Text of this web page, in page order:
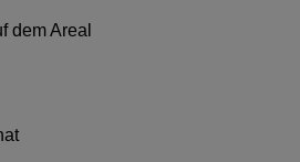
dem Areal